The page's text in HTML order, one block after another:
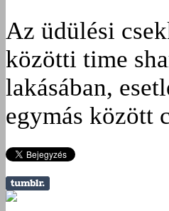
Az üdülési
közötti time
lakásában,
egymás között